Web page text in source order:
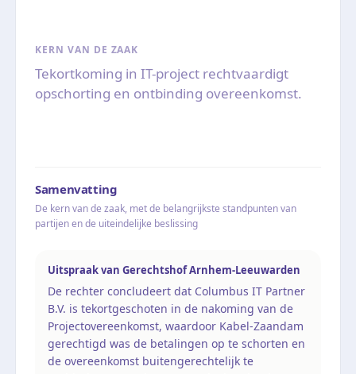
KERN VAN DE ZAAK
Tekortkoming in IT-project rechtvaardigt
opschorting en ontbinding overeenkomst.
Samenvatting
De kern van de zaak, met de belangrijkste standpunten van
partijen en de uiteindelijke beslissing
Uitspraak van Gerechtshof Arnhem-Leeuwarden
De rechter concludeert dat Columbus IT Partner
B.V. is tekortgeschoten in de nakoming van de
Projectovereenkomst, waardoor Kabel-Zaandam
gerechtigd was de betalingen op te schorten en
de overeenkomst buitengerechtelijk te